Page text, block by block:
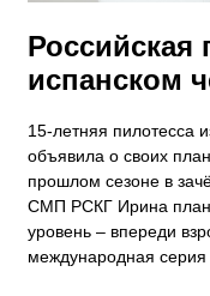
Российская
испанском
15-летняя пилотесса
объявила о своих
прошлом сезоне в
СМП РСКГ Ирина
уровень – впереди
международная серия